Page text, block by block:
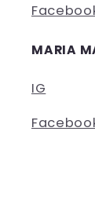
MARIA
IG